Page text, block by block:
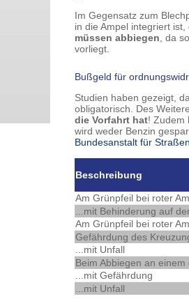
Im Gegensatz zum
in die Ampel integriert
müssen abbiegen , da
vorliegt.
Bußgeld für
Studien haben gezeigt,
obligatorisch. Des
die Vorfahrt hat! Zudem
wird weder Benzin
Bundesanstalt für
Beschreibung
Am Grünpfeil bei roter
...mit Behinderung auf
Am Grünpfeil bei roter
Gefährdung des
...mit Unfall
Beim Abbiegen an
...mit Gefährdung
...mit Unfall